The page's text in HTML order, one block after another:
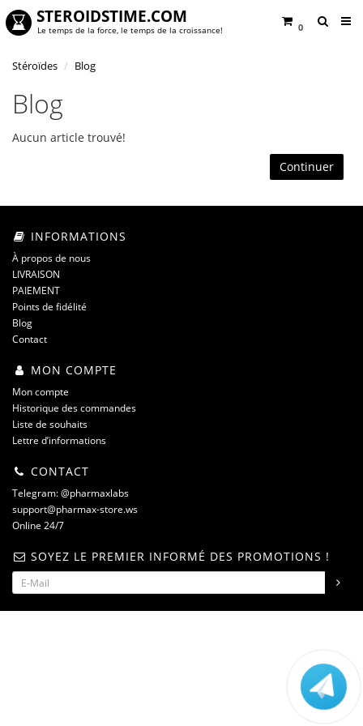
0
STEROIDSTIME.COM
Le temps de la force, le temps de la croissance!
Stéroïdes Blog
Blog
Aucun article trouvé!
Continuer
INFORMATIONS
À propos de nous
LIVRAISON
PAIEMENT
Points de fidélité
Blog
Contact
MON COMPTE
Mon compte
Historique des commandes
Liste de souhaits
Lettre d’informations
CONTACT
Telegram: @pharmaxlabs
support@pharmax-store.ws
Online 24/7
SOYEZ LE PREMIER INFORMÉ DES PROMOTIONS !